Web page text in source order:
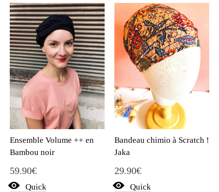
Ensemble Volume ++ en
Bambou noir
59.90€
Quick
Bandeau chimio à Scratch !
Jaka
29.90€
Quick